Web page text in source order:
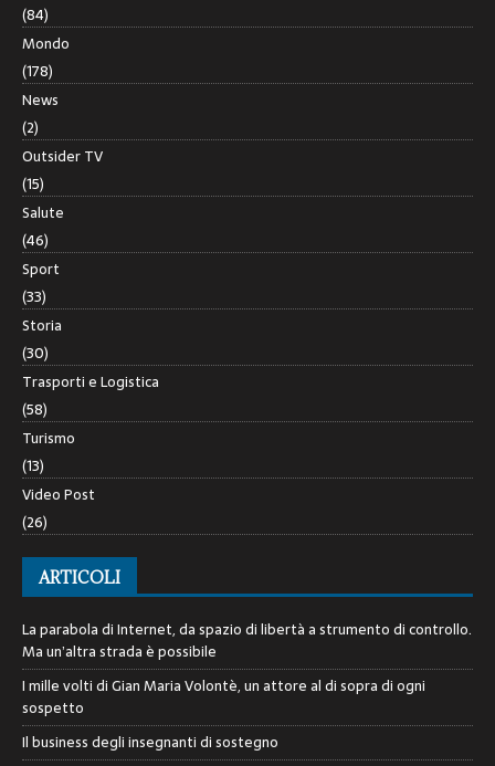
(84)
Mondo
(178)
News
(2)
Outsider TV
(15)
Salute
(46)
Sport
(33)
Storia
(30)
Trasporti e Logistica
(58)
Turismo
(13)
Video Post
(26)
ARTICOLI
La parabola di Internet, da spazio di libertà a strumento di controllo.
Ma un’altra strada è possibile
I mille volti di Gian Maria Volontè, un attore al di sopra di ogni
sospetto
Il business degli insegnanti di sostegno